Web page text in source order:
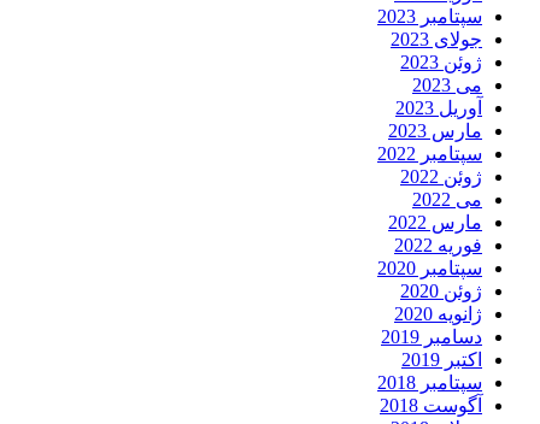
سپتامبر 2023
جولای 2023
ژوئن 2023
می 2023
آوریل 2023
مارس 2023
سپتامبر 2022
ژوئن 2022
می 2022
مارس 2022
فوریه 2022
سپتامبر 2020
ژوئن 2020
ژانویه 2020
دسامبر 2019
اکتبر 2019
سپتامبر 2018
آگوست 2018